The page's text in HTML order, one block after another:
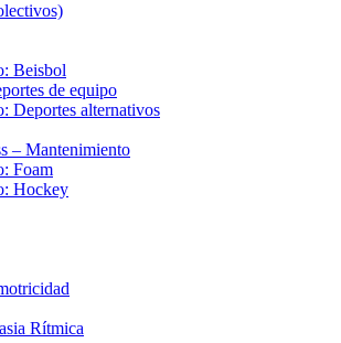
Beisbol
de equipo
Deportes alternativos
– Mantenimiento
Foam
Hockey
Rítmica